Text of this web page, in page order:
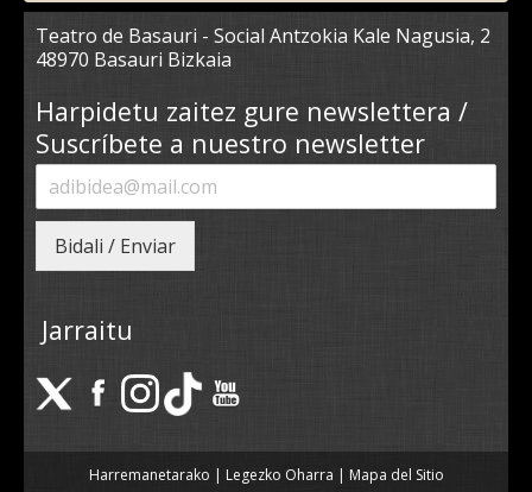
Teatro de Basauri - Social Antzokia Kale Nagusia, 2
48970 Basauri Bizkaia
Harpidetu zaitez gure newslettera /
Suscríbete a nuestro newsletter
Bidali / Enviar
Jarraitu
Harremanetarako | Legezko Oharra | Mapa del Sitio